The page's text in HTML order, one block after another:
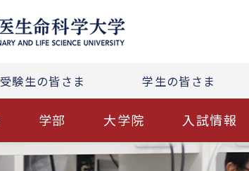
受験生の皆さま 学生の皆さま
学部 大学院 入試情報